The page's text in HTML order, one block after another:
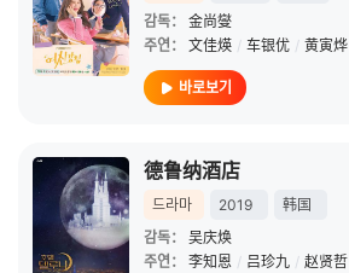
감독：
金尚燮
주연：
文佳煐 / 车银优 / 黄寅烨
바로보기
德鲁纳酒店
드라마 2019
韩国
감독：
吴庆焕
주연：
李知恩 / 吕珍九 / 赵贤哲